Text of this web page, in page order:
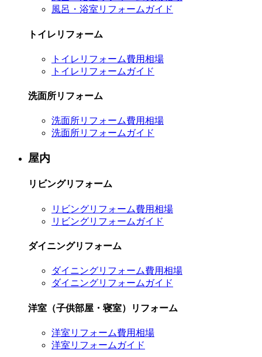
風呂・浴室リフォームガイド
トイレリフォーム
トイレリフォーム費用相場
トイレリフォームガイド
洗面所リフォーム
洗面所リフォーム費用相場
洗面所リフォームガイド
屋内
リビングリフォーム
リビングリフォーム費用相場
リビングリフォームガイド
ダイニングリフォーム
ダイニングリフォーム費用相場
ダイニングリフォームガイド
洋室（子供部屋・寝室）リフォーム
洋室リフォーム費用相場
洋室リフォームガイド